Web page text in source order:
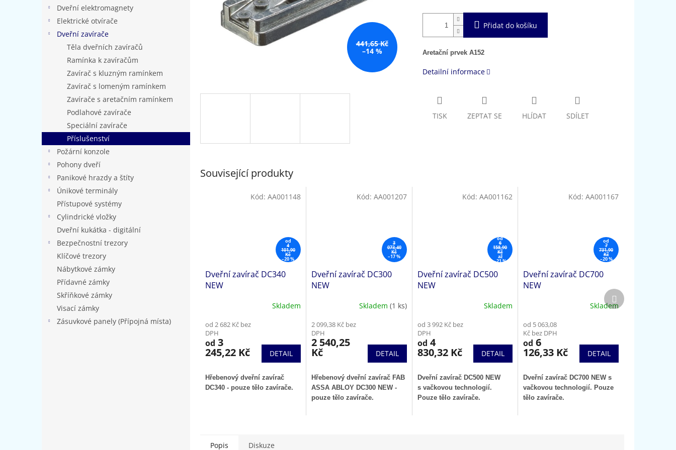
Dveřní elektromagnety
Elektrické otvírače
Dveřní zavírače
Těla dveřních zavíračů
Ramínka k zavíračům
Zavírač s kluzným ramínkem
Zavírač s lomeným ramínkem
Zavírače s aretačním ramínkem
Podlahové zavírače
Speciální zavírače
Příslušenství
Požární konzole
Pohony dveří
Panikové hrazdy a štíty
Únikové terminály
Přístupové systémy
Cylindrické vložky
Dveřní kukátka - digitální
Bezpečnostní trezory
Klíčové trezory
Nábytkové zámky
Přídavné zámky
Skříňkové zámky
Visací zámky
Zásuvkové panely (Přípojná místa)
441,65 Kč
–14 %
Přidat do košíku
Aretační prvek A152
Detailní informace
TISK ZEPTAT SE HLÍDAT SDÍLET
Související produkty
od
4
101,90
Kč
–20 %
Dveřní zavírač DC340
NEW
Skladem
od 2 682 Kč bez
DPH
od 3
245,22 Kč DETAIL
Hřebenový dveřní zavírač
DC340 - pouze tělo zavírače.
Kód: AA001148
3
073,40
Kč
–17 %
Dveřní zavírač DC300
NEW
Skladem (1 ks)
2 099,38 Kč bez
DPH
2 540,25
Kč DETAIL
Hřebenový dveřní zavírač FAB
ASSA ABLOY DC300 NEW -
pouze tělo zavírače.
Kód: AA001207
od
6
158,90
Kč
až
–21 %
Dveřní zavírač DC500
NEW
Skladem
od 3 992 Kč bez
DPH
od 4
830,32 Kč DETAIL
Dveřní zavírač DC500 NEW
s vačkovou technologií.
Pouze tělo zavírače.
Kód:AA001162
od
7
731,90
Kč
–20 %
Dveřní zavírač DC700
NEW
Skladem
od 5 063,08
Kč bez DPH
od 6
126,33 Kč DETAIL
Dveřní zavírač DC700 NEW s
vačkovou technologií. Pouze
tělo zavírače.
Kód: AA001167
Další
produkt
Popis Diskuze